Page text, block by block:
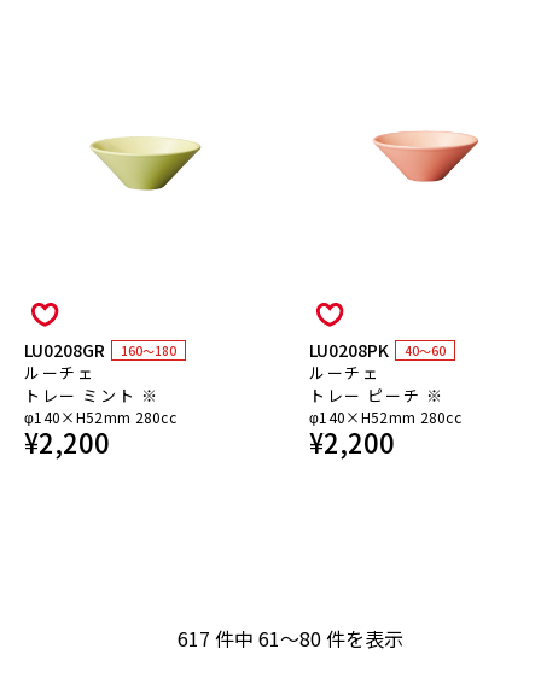
LU0208GR 160～180
ルーチェ
トレー ミント ※
φ140×H52mm 280cc
¥2,200
LU0208PK 40～60
ルーチェ
トレー ピーチ ※
φ140×H52mm 280cc
¥2,200
617 件中 61～80 件を表示